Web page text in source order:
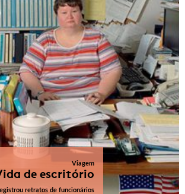
Viagem
de escritório
retratos de funcionários